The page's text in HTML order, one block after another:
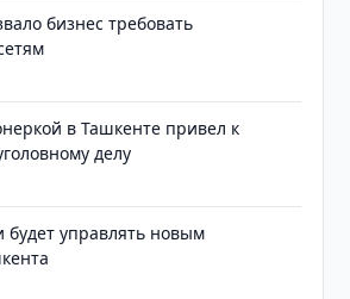
бизнес требовать
в Ташкенте привел к
делу
будет управлять новым